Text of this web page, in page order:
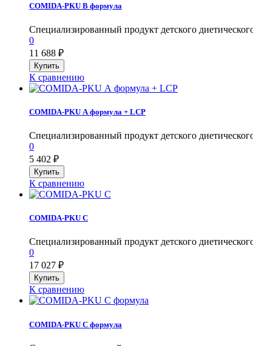
COMIDA-PKU B формула
Специализированный продукт детского
0
11 688 ₽
К сравнению
COMIDA-PKU А формула + LCP
Специализированный продукт детского
0
5 402 ₽
К сравнению
COMIDA-PKU С
Специализированный продукт детского
0
17 027 ₽
К сравнению
COMIDA-PKU С формула